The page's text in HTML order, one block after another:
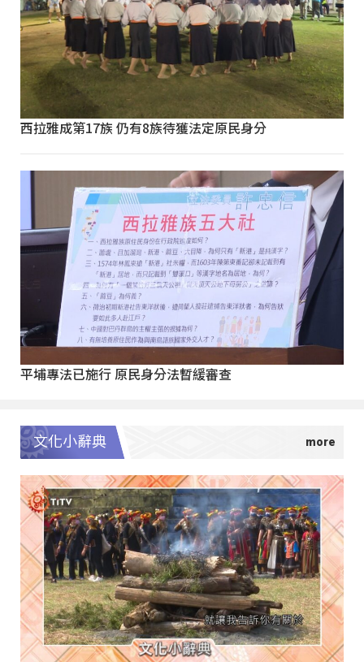
西拉雅成第17族 仍有8族待獲法定原民身分
平埔專法已施行 原民身分法暫緩審查
文化小辭典